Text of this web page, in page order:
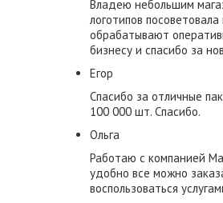
Владею небольшим
логотипов
обрабатывают
бизнесу и спасибо за
Егор
Спасибо за отличные
100 000 шт. Спасибо.
Ольга
Работаю с компанией
удобно все можно
воспользоваться